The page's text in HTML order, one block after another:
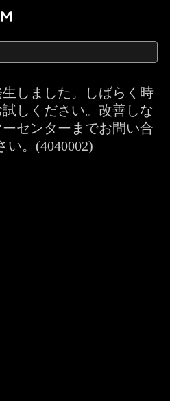
しました。しばらく時
しください。改善しな
センターまでお問い合
い。(4040002)